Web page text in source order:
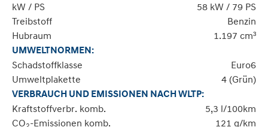
kW / PS
58 kW / 79 PS
Treibstoff
Benzin
Hubraum
1.197 cm³
UMWELTNORMEN:
Schadstoffklasse
Euro6
Umweltplakette
4 (Grün)
VERBRAUCH UND EMISSIONEN NACH WLTP:
Kraftstoffverbr. komb.
5,3 l/100km
CO -Emissionen komb.
121 g/km